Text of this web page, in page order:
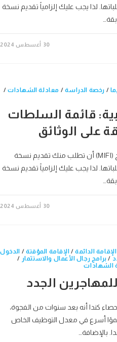
لذا يجب عليك إلزامياً تقديم نسخة
30 أغسطس 2024
/ رخصة الدراسة / معادلة الشهادات /
قائمة السلطات
على الوثائق
يمكن لوزارة الهجرة والتعريب والإدماج (MIFI) أن تطلب منك تقديم نسخة
لذا يجب عليك إلزامياً تقديم نسخة
30 أغسطس 2024
الإقامة الدائمة / الإقامة المؤقتة / الدخول
/ برامج رجال الأعمال والاستثمار /
الشهادات
الجدد
كندا أنه بعد سنوات من الفجوة،
أسرع في معدل التوظيف الخاص
بالإضافة…